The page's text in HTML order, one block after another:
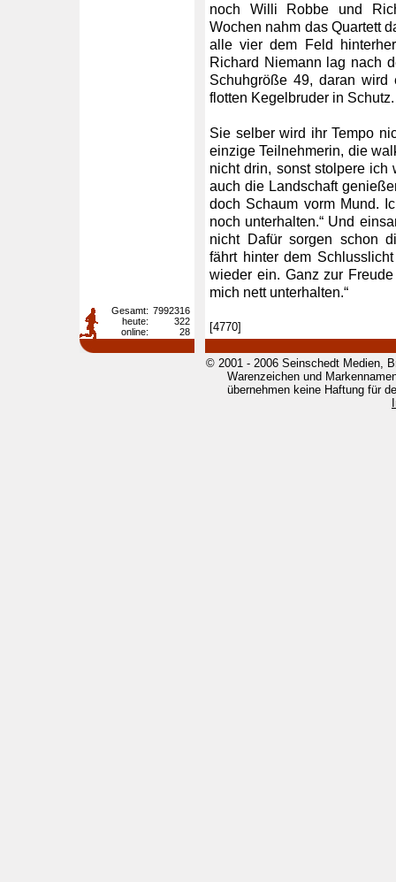
noch Willi Robbe und
Wochen nahm das Quartett
alle vier dem Feld
Richard Niemann lag nach
Schuhgröße 49, daran wird
flotten Kegelbruder in Schutz.
Sie selber wird ihr Tempo
einzige Teilnehmerin, die
nicht drin, sonst stolpere ich
auch die Landschaft
doch Schaum vorm Mund.
noch unterhalten.“ Und
nicht Dafür sorgen schon
fährt hinter dem
wieder ein. Ganz zur
mich nett unterhalten.“
[4770]
Gesamt: 7992316
heute:
322
online:
28
© 2001 - 2006 Seinschedt Medien,
Warenzeichen und
übernehmen keine Haftung für